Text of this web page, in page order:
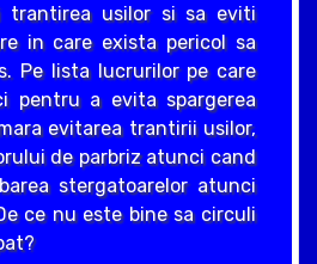
trantirea usilor si sa eviti
in care exista pericol sa
Pe lista lucrurilor pe care
pentru a evita spargerea
evitarea trantirii usilor,
de parbriz atunci cand
stergatoarelor atunci
ce nu este bine sa circuli